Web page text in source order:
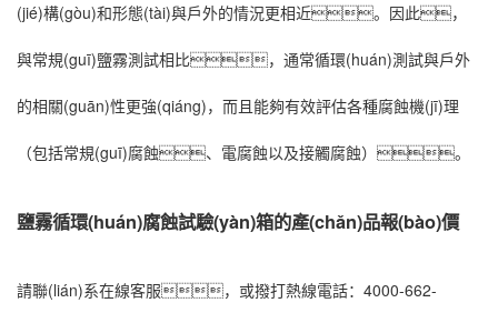
(jié)構(gòu)和形態(tài)與戶外的情況更相近。因此，
與常規(guī)鹽霧測試相比，通常循環(huán)測試與戶外
的相關(guān)性更強(qiáng)，而且能夠有效評估各種腐蝕機(jī)理
（包括常規(guī)腐蝕、電腐蝕以及接觸腐蝕）。
鹽霧循環(huán)腐蝕試驗(yàn)箱的產(chǎn)品報(bào)價
請聯(lián)系在線客服，或撥打熱線電話：4000-662-